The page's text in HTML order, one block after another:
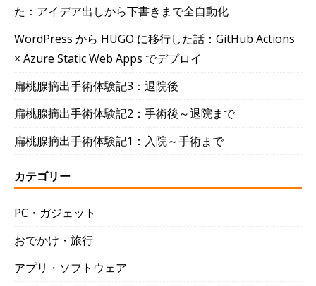
た：アイデア出しから下書きまで全自動化
WordPress から HUGO に移行した話：GitHub Actions
× Azure Static Web Apps でデプロイ
扁桃腺摘出手術体験記3：退院後
扁桃腺摘出手術体験記2：手術後～退院まで
扁桃腺摘出手術体験記1：入院～手術まで
カテゴリー
PC・ガジェット
おでかけ・旅行
アプリ・ソフトウェア